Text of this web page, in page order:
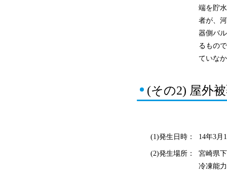
端を貯
者が、
器側バ
るもの
ていな
(その2) 屋外
(1)発生日時： 14年3
(2)発生場所：
宮崎県
冷凍能